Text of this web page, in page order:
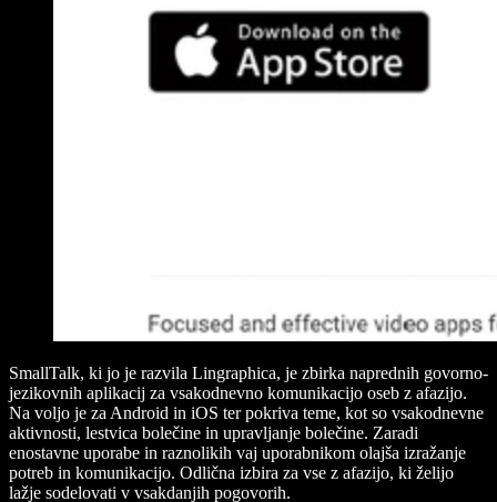
SmallTalk, ki jo je razvila Lingraphica, je zbirka naprednih govorno-
jezikovnih aplikacij za vsakodnevno komunikacijo oseb z afazijo.
Na voljo je za Android in iOS ter pokriva teme, kot so vsakodnevne
aktivnosti, lestvica bolečine in upravljanje bolečine. Zaradi
enostavne uporabe in raznolikih vaj uporabnikom olajša izražanje
potreb in komunikacijo. Odlična izbira za vse z afazijo, ki želijo
lažje sodelovati v vsakdanjih pogovorih.